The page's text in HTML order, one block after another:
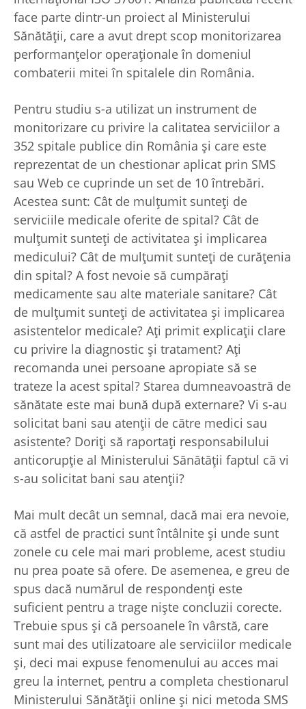
face parte dintr-un proiect al Ministerului
Sănătăţii, care a avut drept scop monitorizarea
performanţelor operaţionale în domeniul
combaterii mitei în spitalele din România.
Pentru studiu s-a utilizat un instrument de
monitorizare cu privire la calitatea serviciilor a
352 spitale publice din România și care este
reprezentat de un chestionar aplicat prin SMS
sau Web ce cuprinde un set de 10 întrebări.
Acestea sunt: Cât de mulțumit sunteți de
serviciile medicale oferite de spital? Cât de
mulțumit sunteți de activitatea și implicarea
medicului? Cât de mulțumit sunteți de curățenia
din spital? A fost nevoie să cumpărați
medicamente sau alte materiale sanitare? Cât
de mulțumit sunteți de activitatea și implicarea
asistentelor medicale? Ați primit explicații clare
cu privire la diagnostic și tratament? Ați
recomanda unei persoane apropiate să se
trateze la acest spital? Starea dumneavoastră de
sănătate este mai bună după externare? Vi s-au
solicitat bani sau atenții de către medici sau
asistente? Doriți să raportați responsabilului
anticorupție al Ministerului Sănătății faptul că vi
s-au solicitat bani sau atenții?
Mai mult decât un semnal, dacă mai era nevoie,
că astfel de practici sunt întâlnite și unde sunt
zonele cu cele mai mari probleme, acest studiu
nu prea poate să ofere. De asemenea, e greu de
spus dacă numărul de respondenți este
suficient pentru a trage niște concluzii corecte.
Trebuie spus și că persoanele în vârstă, care
sunt mai des utilizatoare ale serviciilor medicale
și, deci mai expuse fenomenului au acces mai
greu la internet, pentru a completa chestionarul
Ministerului Sănătății online și nici metoda SMS